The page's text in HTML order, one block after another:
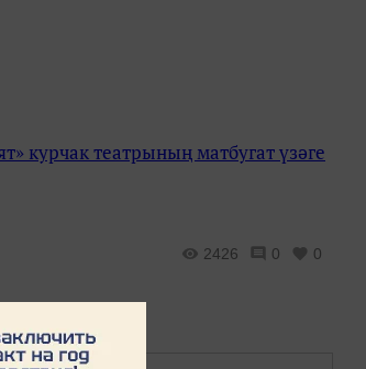
курчак театрының матбугат үзәге
2426 0 0